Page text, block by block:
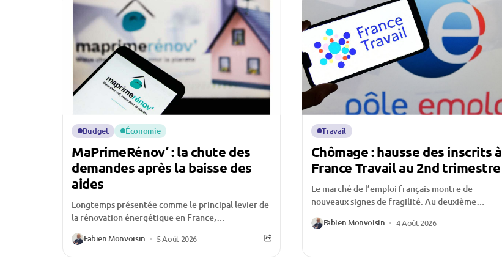
Budget Économie
MaPrimeRénov’ : la chute des
demandes après la baisse des
aides
Longtemps présentée comme le principal levier de
la rénovation énergétique en France,
MaPrimeRénov’ traverse une période
particulièrement délicate. Depuis la réduction de
Fabien Monvoisin 5 Août 2026
Travail
Chômage : hausse des inscrits à
France Travail au 2nd trimestre
Le marché de l’emploi français montre de
nouveaux signes de fragilité. Au deuxième
trimestre 2026, le nombre de demandeurs
d’emploi inscrits à France...
Fabien Monvoisin 4 Août 2026